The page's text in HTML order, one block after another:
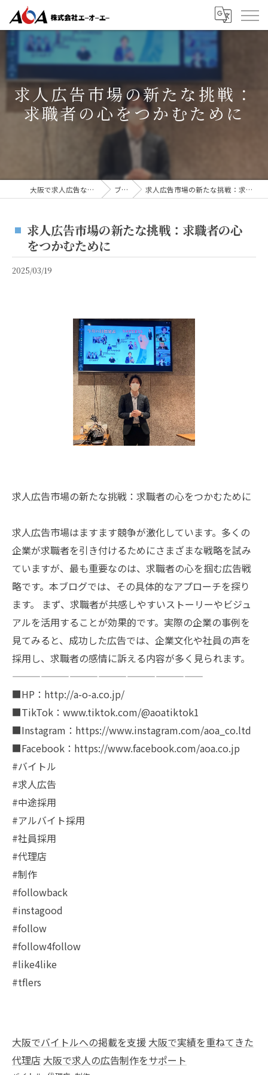
求人広告市場の新たな挑戦：
求職者の心をつかむために
大阪で求人広告なら株式会社AOA ブログ 求人広告市場の新たな挑戦：求職者の心をつかむために
求人広告市場の新たな挑戦：求職者の心
をつかむために
2025/03/19
求人広告市場の新たな挑戦：求職者の心をつかむために
求人広告市場はますます競争が激化しています。多くの
企業が求職者を引き付けるためにさまざまな戦略を試み
ていますが、最も重要なのは、求職者の心を掴む広告戦
略です。本ブログでは、その具体的なアプローチを探り
ます。 まず、求職者が共感しやすいストーリーやビジュ
アルを活用することが効果的です。実際の企業の事例を
見てみると、成功した広告では、企業文化や社員の声を
採用し、求職者の感情に訴える内容が多く見られます。
————————————————————
■HP：http://a-o-a.co.jp/
■TikTok：www.tiktok.com/@aoatiktok1
■Instagram：https://www.instagram.com/aoa_co.ltd
■Facebook：https://www.facebook.com/aoa.co.jp
#バイトル
#求人広告
#中途採用
#アルバイト採用
#社員採用
#代理店
#制作
#followback
#instagood
#follow
#follow4follow
#like4like
#tflers
大阪でバイトルへの掲載を支援 大阪で実績を重ねてきた
代理店 大阪で求人の広告制作をサポート